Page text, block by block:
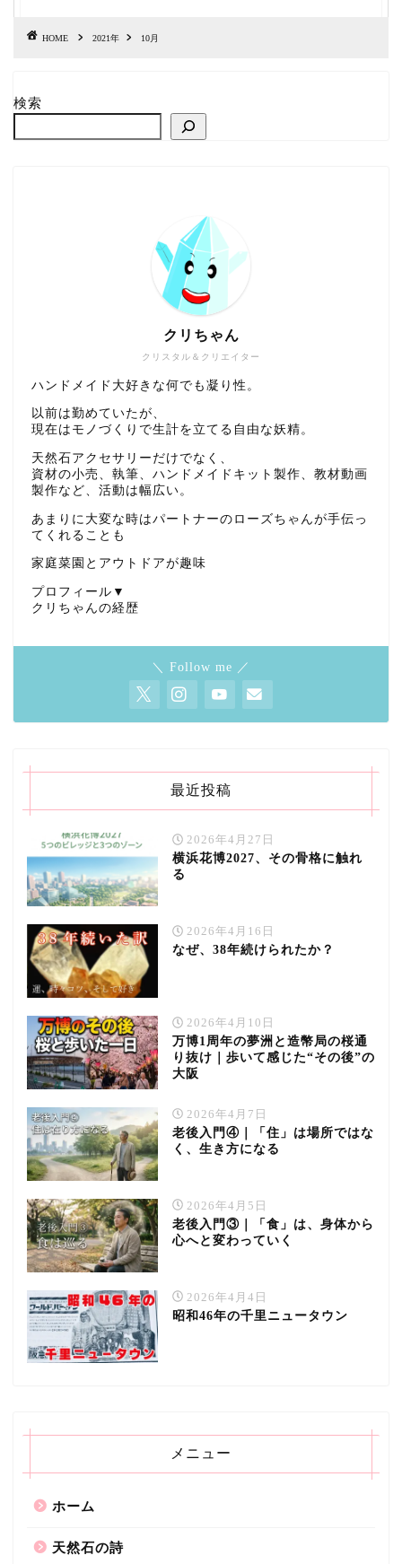
HOME 2021年 10月
検索
クリスタル＆クリエイター
クリちゃん
ハンドメイド大好きな何でも凝り性。
以前は勤めていたが、
現在はモノづくりで生計を立てる自由な妖精。
天然石アクセサリーだけでなく、
資材の小売、執筆、ハンドメイドキット製作、教材動画
製作など、活動は幅広い。
あまりに大変な時はパートナーのローズちゃんが手伝っ
てくれることも
家庭菜園とアウトドアが趣味
プロフィール▼
クリちゃんの経歴
＼ Follow me ／
最近投稿
2026年4月27日
横浜花博2027、その骨格に触れ
る
2026年4月16日
なぜ、38年続けられたか？
2026年4月10日
万博1周年の夢洲と造幣局の桜通
り抜け｜歩いて感じた“その後”の
大阪
2026年4月7日
老後入門④｜「住」は場所ではな
く、生き方になる
2026年4月5日
老後入門③｜「食」は、身体から
心へと変わっていく
2026年4月4日
昭和46年の千里ニュータウン
メニュー
ホーム
天然石の詩